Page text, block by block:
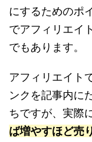
にするためのポ
でアフィリエイ
でもあります。
アフィリエイト
ンクを記事内に
ちですが、実際
ば増やすほど売